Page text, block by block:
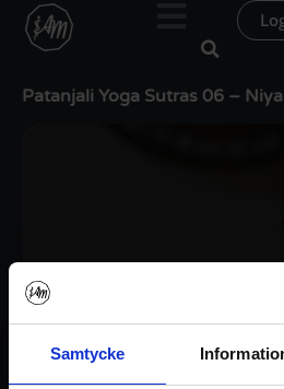
Samtycke
Hoppa
Patanjali Yoga Sutras 06 –